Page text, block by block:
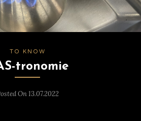
TO KNOW
tronomie
On 13.07.2022